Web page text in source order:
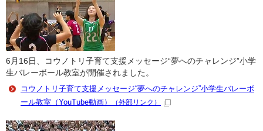
6月16日、コウノトリ子育て支援メッセージ“夢へのチャレンジ”小学
生バレーボール教室が開催されました。
コウノトリ子育て支援メッセージ“夢へのチャレンジ”小学生バレーボ
ール教室（YouTube動画）
（外部リンク）